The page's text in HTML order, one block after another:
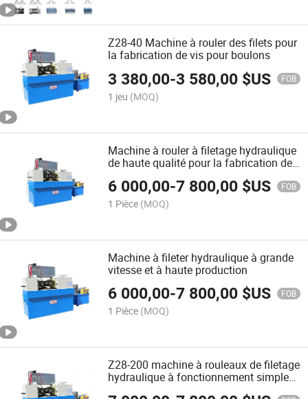
Z28-40 Machine à rouler des filets pour
la fabrication de vis pour boulons
3 380,00-3 580,00 $US FOB
1 jeu (MOQ)
Machine à rouler à filetage hydraulique
de haute qualité pour la fabrication de
6 000,00-7 800,00 $US FOB
1 Pièce (MOQ)
Machine à fileter hydraulique à grande
vitesse et à haute production
6 000,00-7 800,00 $US FOB
1 Pièce (MOQ)
Z28-200 machine à rouleaux de filetage
hydraulique à fonctionnement simple